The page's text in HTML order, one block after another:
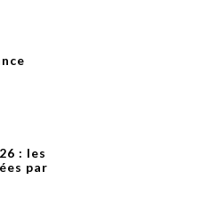
: les
par